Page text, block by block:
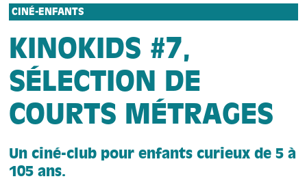
Accueil
Cycles
Programme
Sauvons le Cercle
CINÉ-ENFANTS
KINOKIDS #7,
SÉLECTION DE
COURTS MÉTRAGES
Un ciné-club pour enfants curieux de 5 à
105 ans.